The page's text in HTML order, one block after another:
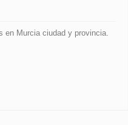
en Murcia ciudad y provincia.